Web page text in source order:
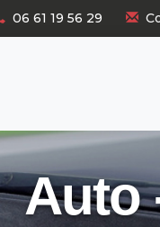
06 61 19 56 29
Auto